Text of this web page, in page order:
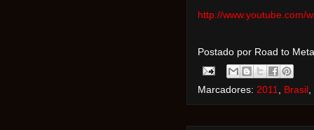
http://www.youtube.com/
Postado por Road to
Marcadores: 2011 Brasil